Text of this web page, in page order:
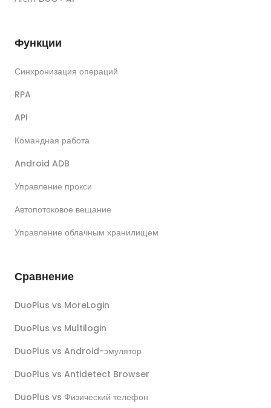
Функции
Синхронизация операций
RPA
API
Командная работа
Android ADB
Управление прокси
Автопотоковое вещание
Управление облачным хранилищем
Сравнение
DuoPlus vs MoreLogin
DuoPlus vs Multilogin
DuoPlus vs Android-эмулятор
DuoPlus vs Antidetect Browser
DuoPlus vs Физический телефон